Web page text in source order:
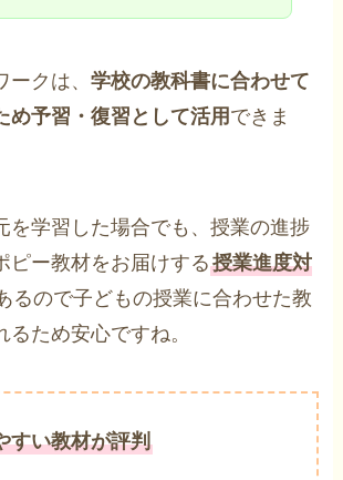
ークは、学校の教科書に合わせて
め予習・復習として活用 できま
を学習した場合でも、授業の進捗
ピー教材をお届けする授業進度対
るので子どもの授業に合わせた教
ため安心ですね。
すい教材が評判